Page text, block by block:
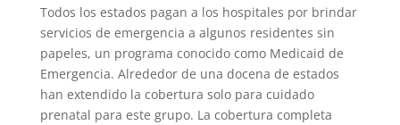
Todos los estados pagan a los hospitales por brindar
servicios de emergencia a algunos residentes sin
papeles, un programa conocido como Medicaid de
Emergencia. Alrededor de una docena de estados
han extendido la cobertura solo para cuidado
prenatal para este grupo. La cobertura completa